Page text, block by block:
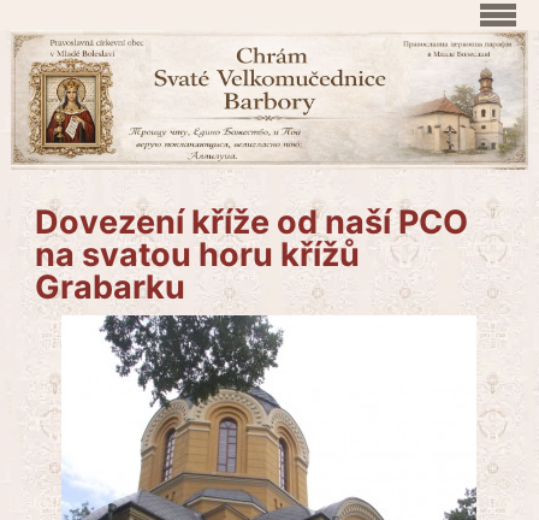
Dovezení kříže od naší PCO
na svatou horu křížů
Grabarku